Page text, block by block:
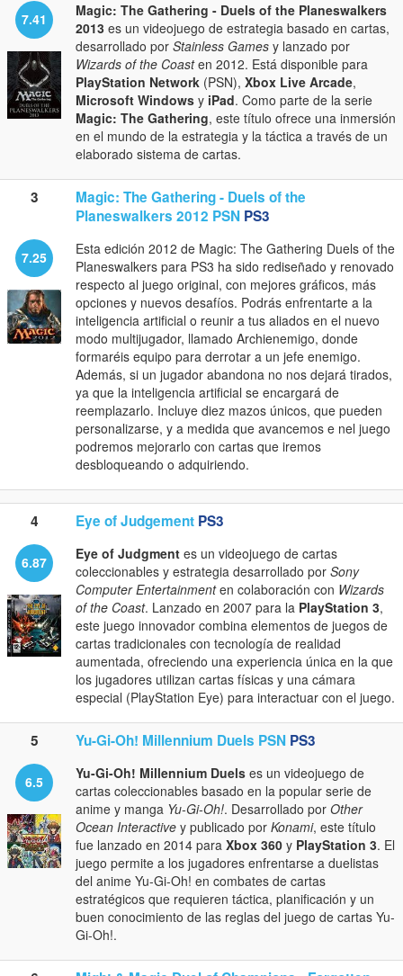
7.41
Magic: The Gathering - Duels of the Planeswalkers
2013 es un videojuego de estrategia basado en cartas,
desarrollado por Stainless Games y lanzado por
Wizards of the Coasten 2012. Está disponible para
PlayStation Network (PSN), Xbox Live Arcade,
Microsoft Windows y iPad. Como parte de la serie
Magic: The Gathering, este título ofrece una inmersión
en el mundo de la estrategia y la táctica a través de un
elaborado sistema de cartas.
3
Magic: The Gathering - Duels of the
Planeswalkers 2012 PSN PS3
7.25
Esta edición 2012 de Magic: The Gathering Duels of the
Planeswalkers para PS3 ha sido rediseñado y renovado
respecto al juego original, con mejores gráficos, más
opciones y nuevos desafíos. Podrás enfrentarte a la
inteligencia artificial o reunir a tus aliados en el nuevo
modo multijugador, llamado Archienemigo, donde
formaréis equipo para derrotar a un jefe enemigo.
Además, si un jugador abandona no nos dejará tirados,
ya que la inteligencia artificial se encargará de
reemplazarlo. Incluye diez mazos únicos, que pueden
personalizarse, y a medida que avancemos e nel juego
podremos mejorarlo con cartas que iremos
desbloqueando o adquiriendo.
4 Eye of Judgement PS3
6.87 Eye of Judgment es un videojuego de cartas
coleccionables y estrategia desarrollado por Sony
Computer Entertainmenten colaboración con Wizards
of the Coast. Lanzado en 2007 para la PlayStation 3,
este juego innovador combina elementos de juegos de
cartas tradicionales con tecnología de realidad
aumentada, ofreciendo una experiencia única en la que
los jugadores utilizan cartas físicas y una cámara
especial (PlayStation Eye) para interactuar con el juego.
5 Yu-Gi-Oh! Millennium Duels PSN PS3
6.5 Yu-Gi-Oh! Millennium Duels es un videojuego de
cartas coleccionables basado en la popular serie de
anime y manga Yu-Gi-Oh!. Desarrollado por Other
Ocean Interactive y publicado por Konami, este título
fue lanzado en 2014 para Xbox 360 y PlayStation 3. El
juego permite a los jugadores enfrentarse a duelistas
del anime Yu-Gi-Oh! en combates de cartas
estratégicos que requieren táctica, planificación y un
buen conocimiento de las reglas del juego de cartas Yu-
Gi-Oh!.